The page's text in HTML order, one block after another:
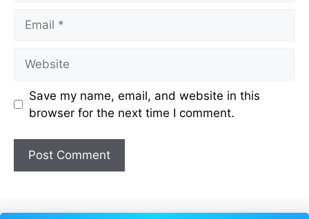
Save my name, email, and website in this
browser for the next time I comment.